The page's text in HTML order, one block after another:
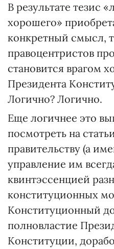
В результате тезис
хорошего»
конкретный смысл,
правоцентристов
становится врагом
Президента
Логично? Логично.
Еще логичнее это
посмотреть на
правительству (а
управление им
квинтэссенцией
конституционных
Конституционный
полновластие
Конституции,